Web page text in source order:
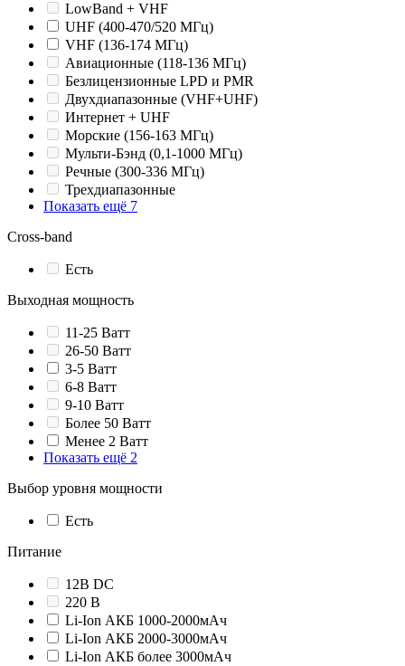
LowBand + VHF
UHF (400-470/520 МГц)
VHF (136-174 МГц)
Авиационные (118-136 МГц)
Безлицензионные LPD и PMR
Двухдиапазонные (VHF+UHF)
Интернет + UHF
Морские (156-163 МГц)
Мульти-Бэнд (0,1-1000 МГц)
Речные (300-336 МГц)
Трехдиапазонные
Показать ещё 7
Cross-band
Есть
Выходная мощность
11-25 Ватт
26-50 Ватт
3-5 Ватт
6-8 Ватт
9-10 Ватт
Более 50 Ватт
Менее 2 Ватт
Показать ещё 2
Выбор уровня мощности
Есть
Питание
12В DC
220 В
Li-Ion АКБ 1000-2000мАч
Li-Ion АКБ 2000-3000мАч
Li-Ion АКБ более 3000мАч